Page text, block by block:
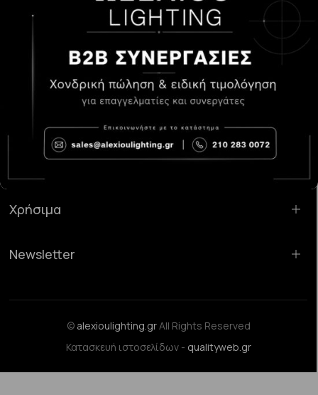
Κατάστημα Χαλάνδρι:Σαρανταπόρου 55, 15232, Χαλάνδρι
sales@alexioulighting.gr
210 283 0072
6983123181
Χρήσιμα
Newsletter
© alexioulighting.grAll Rights Reserved
Κατασκευή ιστοσελίδων - qualityweb.gr